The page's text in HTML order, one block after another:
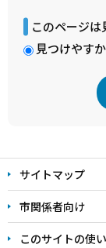
このページは
見つけやす
文
こ
こ
ま
サイトマップ
市関係者向け
このサイトの使